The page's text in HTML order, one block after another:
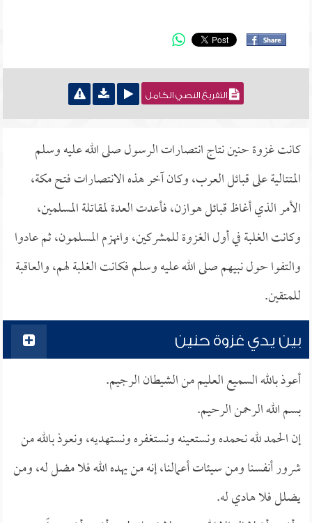
التفريغ النصي الكامل
كانت غزوة حنين نتاج انتصارات الرسول صلى الله عليه وسلم
المتتالية على قبائل العرب، وكان آخر هذه الانتصارات فتح مكة،
الأمر الذي أغاظ قبائل هوازن، فأعدت العدة لمقاتلة المسلمين،
وكانت الغلبة في أول الغزوة للمشركين، وانهزم المسلمون، ثم عادوا
والتفوا حول نبيهم صلى الله عليه وسلم فكانت الغلبة لهم، والعاقبة
للمتقين.
بين يدي غزوة حنين
أعوذ بالله السميع العليم من الشيطان الرجيم.
بسم الله الرحمن الرحيم.
إن الحمد لله نحمده ونستعينه ونستغفره ونستهديه، ونعوذ بالله من
شرور أنفسنا ومن سيئات أعمالنا، إنه من يهده الله فلا مضل له، ومن
يضلل فلا هادي له.